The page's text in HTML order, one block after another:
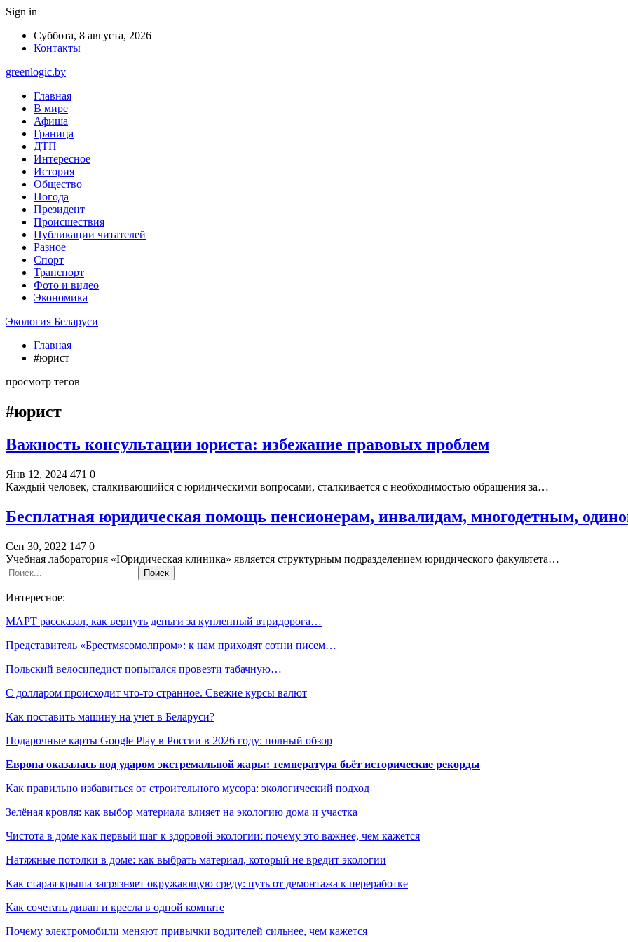
Sign in
Суббота, 8 августа, 2026
Контакты
greenlogic.by
Главная
В мире
Афиша
Граница
ДТП
Интересное
История
Общество
Погода
Президент
Происшествия
Публикации читателей
Разное
Спорт
Транспорт
Фото и видео
Экономика
Экология Беларуси
Главная
#юрист
просмотр тегов
#юрист
Важность консультации юриста: избежание правовых проблем
Янв 12, 2024 471 0
Каждый человек, сталкивающийся с юридическими вопросами, сталкивается с необходимостью обращения за…
Бесплатная юридическая помощь пенсионерам, инвалидам, многодетным,
Сен 30, 2022 147 0
Учебная лаборатория «Юридическая клиника» является структурным подразделением юридического факультета…
Интересное:
МАРТ рассказал, как вернуть деньги за купленный втридорога…
Представитель «Брестмясомолпром»: к нам приходят сотни писем…
Польский велосипедист попытался провезти табачную…
С долларом происходит что-то странное. Свежие курсы валют
Как поставить машину на учет в Беларуси?
Подарочные карты Google Play в России в 2026 году: полный обзор
Европа оказалась под ударом экстремальной жары: температура бьёт исторические рекорды
Как правильно избавиться от строительного мусора: экологический подход
Зелёная кровля: как выбор материала влияет на экологию дома и участка
Чистота в доме как первый шаг к здоровой экологии: почему это важнее, чем кажется
Натяжные потолки в доме: как выбрать материал, который не вредит экологии
Как старая крыша загрязняет окружающую среду: путь от демонтажа к переработке
Как сочетать диван и кресла в одной комнате
Почему электромобили меняют привычки водителей сильнее, чем кажется